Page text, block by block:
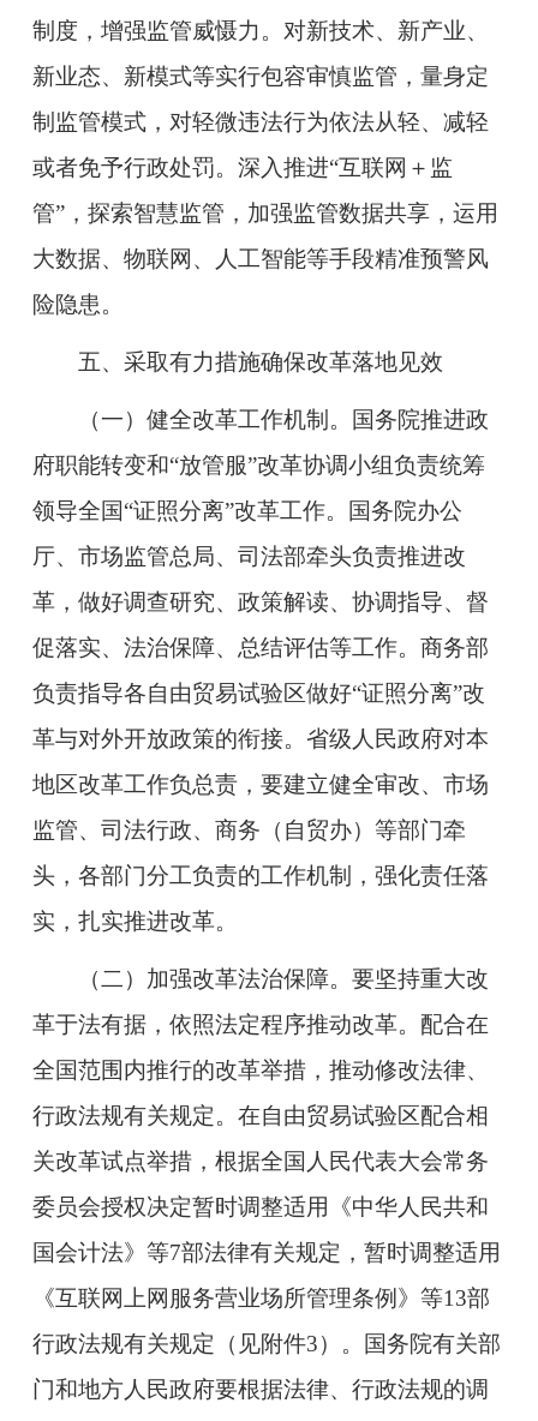
制度，增强监管威慑力。对新技术、新产业、
新业态、新模式等实行包容审慎监管，量身定
制监管模式，对轻微违法行为依法从轻、减轻
或者免予行政处罚。深入推进“互联网＋监
管”，探索智慧监管，加强监管数据共享，运用
大数据、物联网、人工智能等手段精准预警风
险隐患。
五、采取有力措施确保改革落地见效
（一）健全改革工作机制。国务院推进政
府职能转变和“放管服”改革协调小组负责统筹
领导全国“证照分离”改革工作。国务院办公
厅、市场监管总局、司法部牵头负责推进改
革，做好调查研究、政策解读、协调指导、督
促落实、法治保障、总结评估等工作。商务部
负责指导各自由贸易试验区做好“证照分离”改
革与对外开放政策的衔接。省级人民政府对本
地区改革工作负总责，要建立健全审改、市场
监管、司法行政、商务（自贸办）等部门牵
头，各部门分工负责的工作机制，强化责任落
实，扎实推进改革。
（二）加强改革法治保障。要坚持重大改
革于法有据，依照法定程序推动改革。配合在
全国范围内推行的改革举措，推动修改法律、
行政法规有关规定。在自由贸易试验区配合相
关改革试点举措，根据全国人民代表大会常务
委员会授权决定暂时调整适用《中华人民共和
国会计法》等7部法律有关规定，暂时调整适用
《互联网上网服务营业场所管理条例》等13部
行政法规有关规定（见附件3）。国务院有关部
门和地方人民政府要根据法律、行政法规的调